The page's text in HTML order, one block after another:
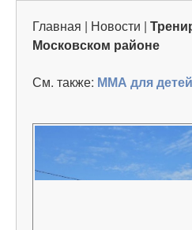
Главная | Новости |
Московском районе
См. также: ММА для